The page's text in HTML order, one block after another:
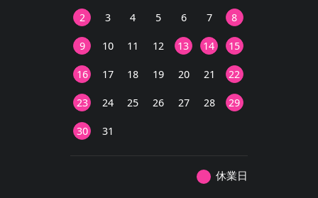
2
3 4 5 6 7
8
9
10 11 12 13 14
15
16
17 18 19 20 21
22
23
24 25 26 27 28
29
30
31
休業日